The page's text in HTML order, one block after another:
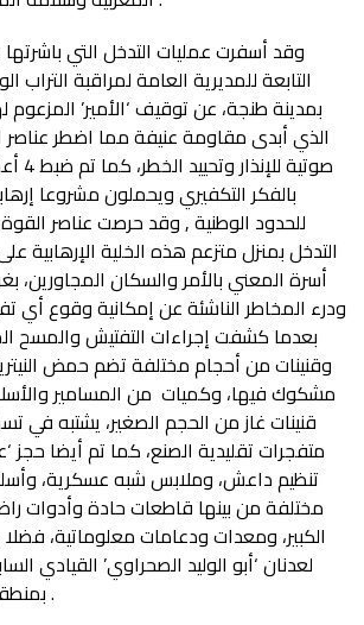
وقد أسفرت عمليات التدخل التي
التابعة للمديرية العامة لمراقبة
بمدينة طنجة، عن توقيف ‘الأمير’ المزعوم
الذي أبدى مقاومة عنيفة مما اضطر عناصر
بالفكر التكفيري ويحملون مشروعا
للحدود الوطنية , وقد حرصت عناصر
التدخل بمنزل متزعم هذه الخلية الإرهابية
أسرة المعني بالأمر والسكان
ودرء المخاطر الناشئة عن إمكانية وقوع أي
بعدما كشفت إجراءات التفتيش والمسح
وقنينات من أحجام مختلفة تضم حمض
مشكوك فيها، وكميات من المسامير
قنينات غاز من الحجم الصغير، يشتبه في
متفجرات تقليدية الصنع، كما تم أيضا حجز
تنظيم داعش، وملابس شبه عسكرية،
مختلفة من بينها قاطعات حادة وأدوات
الكبير، ومعدات ودعامات معلوماتية،
لعدنان ‘أبو الوليد الصحراوي’ القيادي
بمنطقة الساحل والصحراء .